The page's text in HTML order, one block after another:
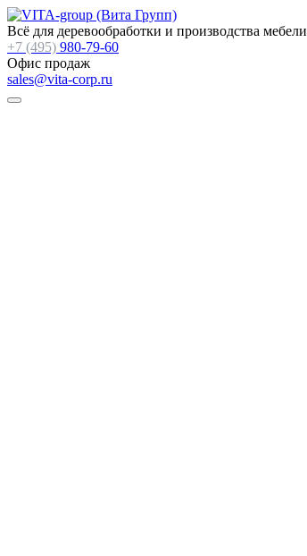
Всё для деревообработки и производства мебели
+7 (495) 980-79-60
Офис продаж
sales@vita-corp.ru